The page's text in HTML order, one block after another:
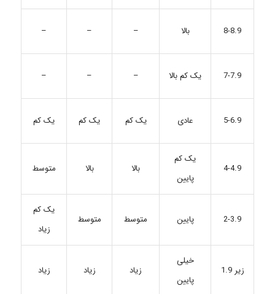
8-8.9 بالا –
–
–
7-7.9 یک کم بالا –
–
–
5-6.9 عادی یک کم یک کم یک کم
4-4.9
یک کم
پایین
بالا بالا متوسط
2-3.9 پایین متوسط متوسط
یک کم
زیاد
زیر 1.9
خیلی
پایین
زیاد زیاد زیاد